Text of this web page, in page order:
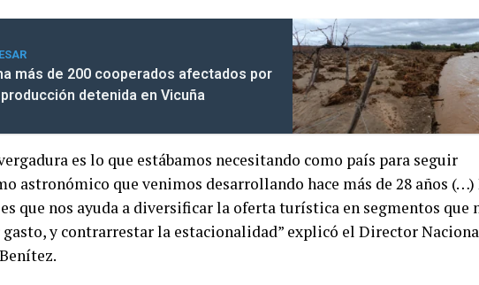
más de 200 cooperados afectados por
detenida en Vicuña
es lo que estábamos necesitando como país para seguir
astronómico que venimos desarrollando hace más de 28 años (…)
que nos ayuda a diversificar la oferta turística en segmentos que
y contrarrestar la estacionalidad” explicó el Director